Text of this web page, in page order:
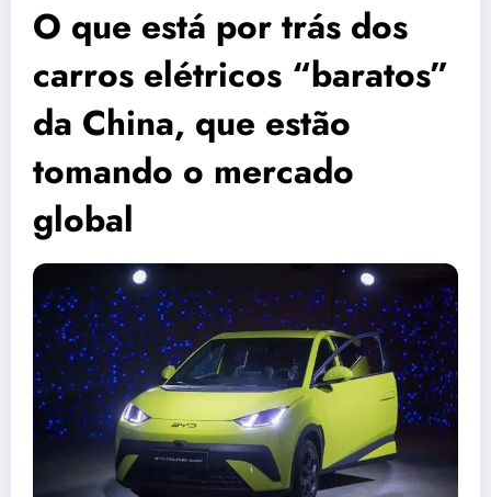
O que está por trás dos
carros elétricos “baratos”
da China, que estão
tomando o mercado
global